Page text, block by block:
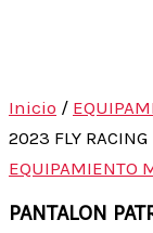
Inicio /
2023 FLY RACING
EQUIPAMIENTO
PANTALON